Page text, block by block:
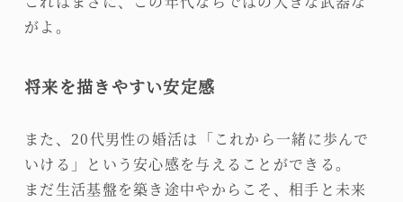
がよ。
将来を描きやすい安定感
また、20代男性の婚活は「これから一緒に歩んで
いける」という安心感を与えることができる。
まだ生活基盤を築き途中やからこそ、相手と未来